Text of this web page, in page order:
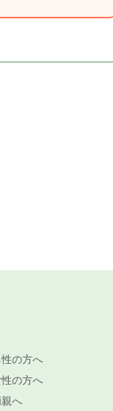
性の方へ
の方へ
親へ